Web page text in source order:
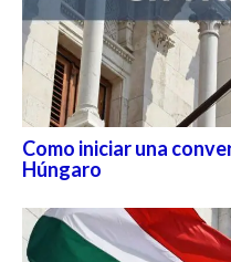
Como iniciar una
Húngaro